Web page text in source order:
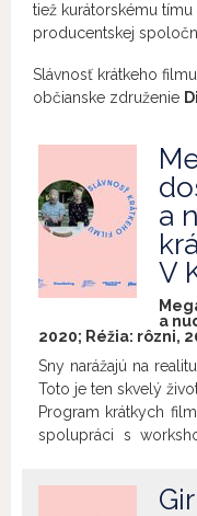
tiež kurátorskému tímu
producentskej
Slávnosť krátkeho
občianske združenie
a
V
a
2020; Réžia: rôzni,
Sny narážajú na
Toto je ten skvelý
Program krátkych
spolupráci s
Réžia: Alek Binder